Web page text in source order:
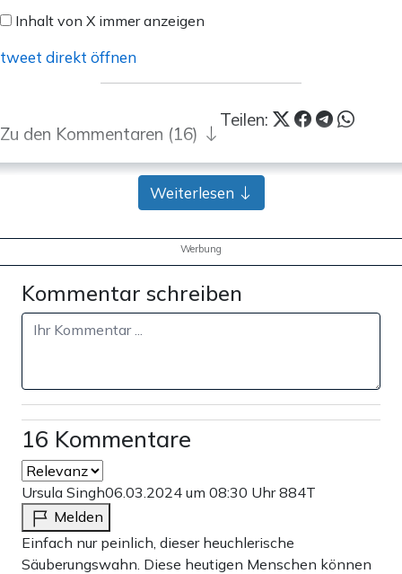
anzeigen
Inhalt von X immer anzeigen
tweet direkt öffnen
Teilen:
Zu den Kommentaren (16)
Monatlich
Apollo News unterstützen
Zahlungsoptionen: Pay
Pay
10 €
15 € 25 € 50 €
Weiter zum Zahlen
Bank-Überweisung
Weiterlesen
Werbung
Kommentar schreiben
16 Kommentare
Ursula Singh06.03.2024 um 08:30 Uhr884T
Melden
Einfach nur peinlich, dieser heuchlerische
Säuberungswahn. Diese heutigen Menschen können